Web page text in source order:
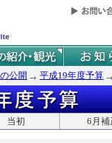
公開 平成19年度予算
当初 6月補